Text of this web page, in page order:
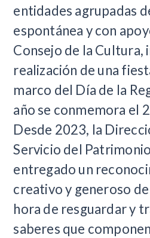
entidades agrupadas
espontánea y con
Consejo de la Cultura,
realización de una
marco del Día de la
año se conmemora el
Desde 2023, la
Servicio del
entregado un
creativo y generoso
hora de resguardar y
saberes que